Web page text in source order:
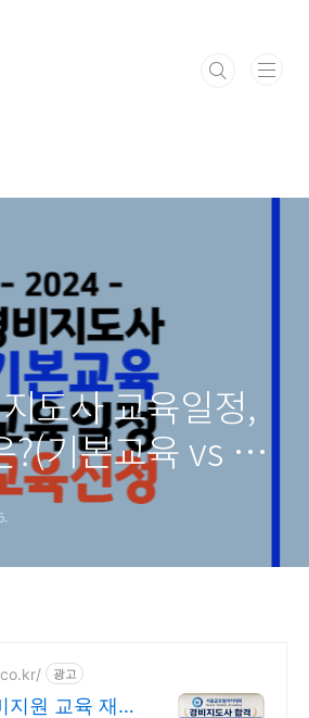
도사 교육일정,
?(기본교육 vs 보
광고
지원 교육 재